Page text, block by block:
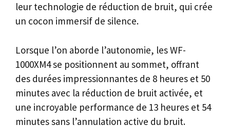
leur technologie de réduction de bruit, qui crée
un cocon immersif de silence.
Lorsque l’on aborde l’autonomie, les WF-
1000XM4 se positionnent au sommet, offrant
des durées impressionnantes de 8 heures et 50
minutes avec la réduction de bruit activée, et
une incroyable performance de 13 heures et 54
minutes sans l’annulation active du bruit.